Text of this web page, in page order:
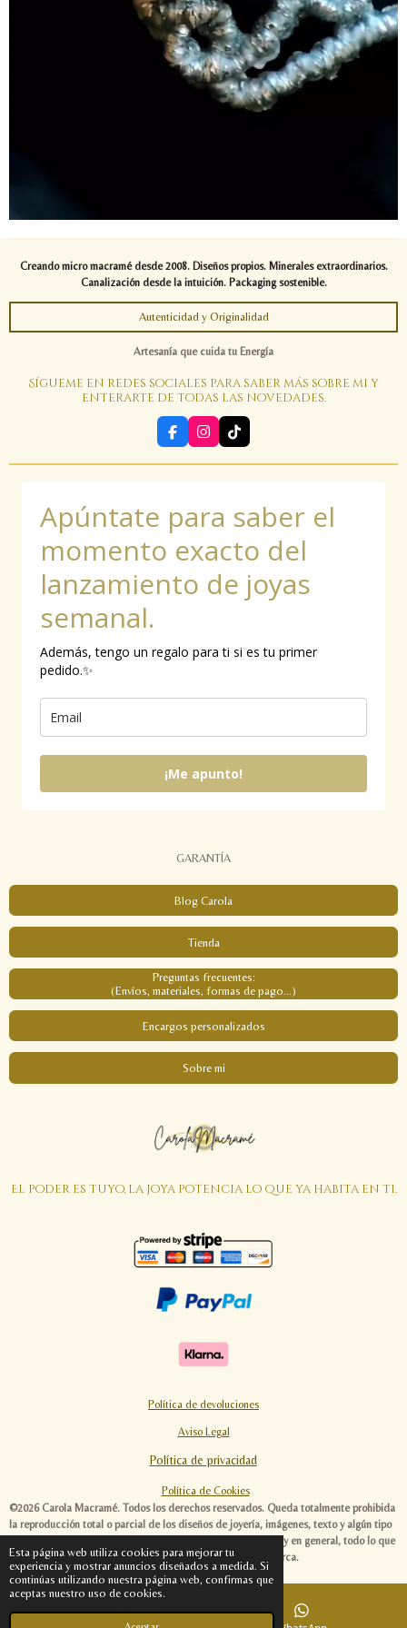
Esta página web utiliza cookies para mejorar tu
experiencia y mostrar anuncios diseñados a medida. Si
continúas utilizando nuestra página web, confirmas que
aceptas nuestro uso de cookies.
Creando micro macramé desde 2008. Diseños propios. Minerales extraordinarios.
Canalización desde la intuición. Packaging sostenible.
Autenticidad y Originalidad
Artesanía que cuida tu Energía
Sígueme en redes sociales para saber más sobre mi y
enterarte de todas las novedades.
F
a
c
o
k
I
n
s
r
m
T
i
k
Apúntate para saber el
momento exacto del
lanzamiento de joyas
semanal.
Además, tengo un regalo para ti si es tu primer
pedido.✨
¡Me apunto!
GARANTÍA
Blog Carola
Tienda
Preguntas frecuentes:
(Envíos, materiales, formas de pago...)
Encargos personalizados
Sobre mi
El poder es tuyo, la joya potencia lo que ya habita en ti.
Política de devoluciones
Aviso Legal
Política de privacidad
Política de Cookies
©2026 Carola Macramé. Todos los derechos reservados. Queda totalmente prohibida
la reproducción total o parcial de los diseños de joyería, imágenes, texto y algún tipo
de contenido de esta página web. Las ideas, diseños, textos y en general, todo lo que
envuelve al universo Carola Macramé, es original de esta marca.